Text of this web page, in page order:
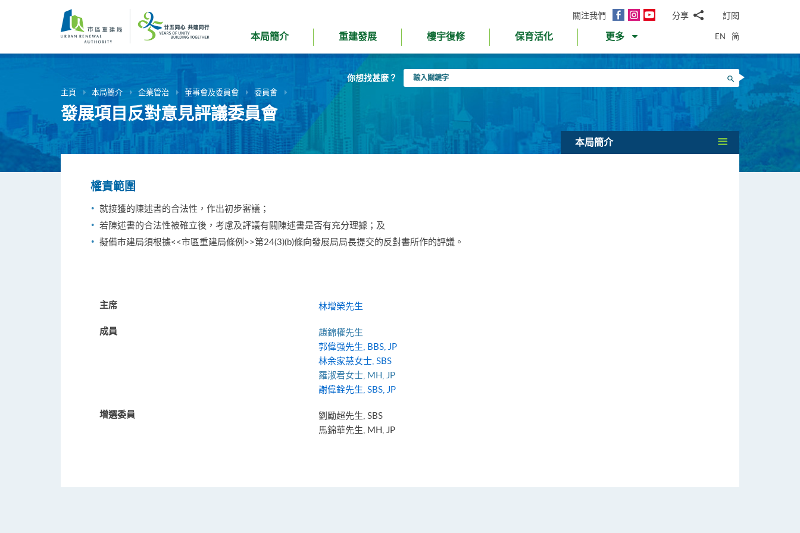
內
關注我們
面
InstagramYouTube分享
郵WhatsApp
微
信
面
書Twitter
LinkedIn
微
訂閱
本局簡介 重建發展 樓宇復修 保育活化 更多 EN 简
你想找甚麼？
入
搜尋
主頁 本局簡介 企業管治 董事會及委員會 委員會
發展項目反對意見評議委員會
本局簡介
權責範圍
就接獲的陳述書的合法性，作出初步審議；
若陳述書的合法性被確立後，考慮及評議有關陳述書是否有充分理據；及
擬備市建局須根據<<市區重建局條例>>第24(3)(b)條向發展局局長提交的反對書所作的評議。
主席 林增榮先生
成員
趙錦權先生
郭偉强先生, BBS, JP
林余家慧女士, SBS
羅淑君女士, MH, JP
謝偉銓先生, SBS, JP
增選委員
劉勵超先生, SBS
馬錦華先生, MH, JP